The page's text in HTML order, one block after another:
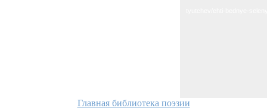
Главная библиотека поэзии